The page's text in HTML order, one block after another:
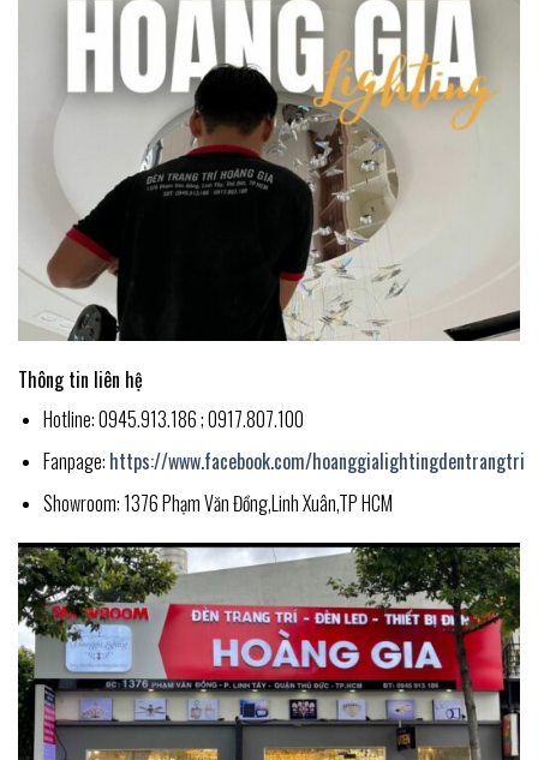
Thông tin liên hệ
Hotline: 0945.913.186 ; 0917.807.100
Fanpage: https://www.facebook.com/hoanggialightingdentrangtri
Showroom: 1376 Phạm Văn Đồng,Linh Xuân,TP HCM